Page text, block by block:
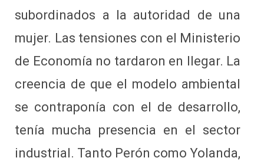
subordinados a la autoridad de una
mujer. Las tensiones con el Ministerio
de Economía no tardaron en llegar. La
creencia de que el modelo ambiental
se contraponía con el de desarrollo,
tenía mucha presencia en el sector
industrial. Tanto Perón como Yolanda,